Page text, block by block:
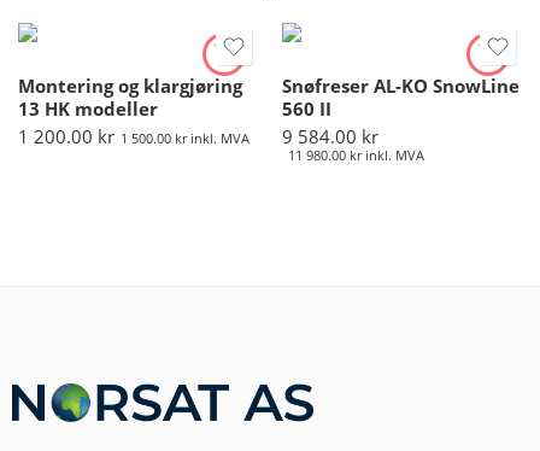
Montering og klargjøring
13 HK modeller
1 200.00 kr 1 500.00 krinkl. MVA
Snøfreser AL-KO SnowLine
560 II
9 584.00 kr
11 980.00 krinkl. MVA